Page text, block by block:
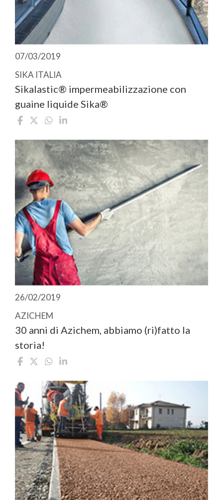
07/03/2019
SIKA ITALIA
Sikalastic® impermeabilizzazione con
guaine liquide Sika®
26/02/2019
AZICHEM
30 anni di Azichem, abbiamo (ri)fatto la
storia!